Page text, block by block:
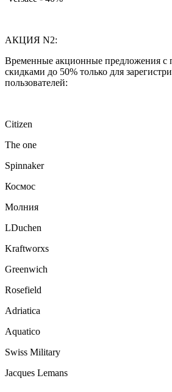
АКЦИЯ N2:
Временные акционные предложения
скидками до 50% только для
пользователей:
Citizen
The one
Spinnaker
Космос
Молния
LDuchen
Kraftworxs
Greenwich
Rosefield
Adriatica
Aquatico
Swiss Military
Jacques Lemans